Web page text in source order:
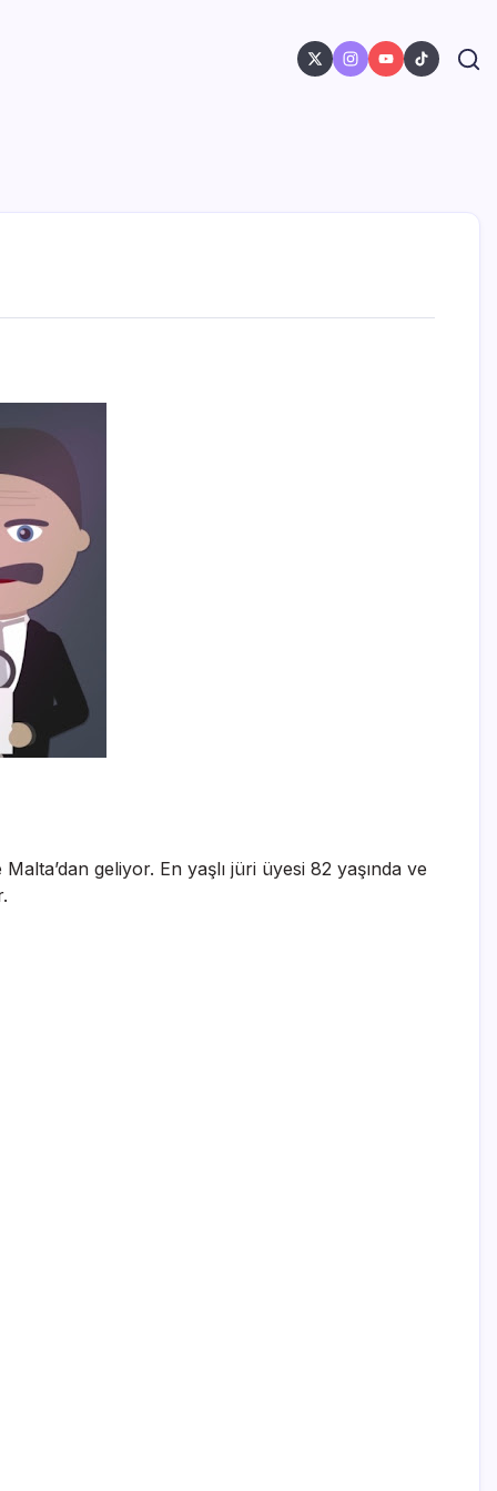
geliyor. En yaşlı jüri üyesi 82 yaşında ve